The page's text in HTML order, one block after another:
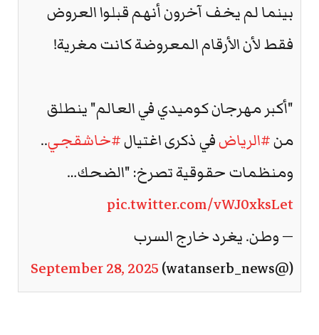
بينما لم يخف آخرون أنهم قبلوا العروض
فقط لأن الأرقام المعروضة كانت مغرية!
"أكبر مهرجان كوميدي في العالم" ينطلق
من#الرياضفي ذكرى اغتيال#خاشقجي..
ومنظمات حقوقية تصرخ: "الضحك…
pic.twitter.com/vWJ0xksLet
— وطن. يغرد خارج السرب
(@watanserb_news)
September 28, 2025